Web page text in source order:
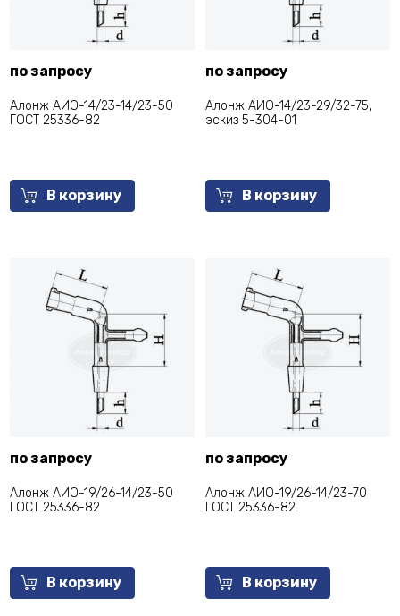
по запросу
Алонж АИО-14/23-14/23-50
ГОСТ 25336-82
В корзину
по запросу
Алонж АИО-14/23-29/32-75,
эскиз 5-304-01
В корзину
по запросу
Алонж АИО-19/26-14/23-50
ГОСТ 25336-82
В корзину
по запросу
Алонж АИО-19/26-14/23-70
ГОСТ 25336-82
В корзину